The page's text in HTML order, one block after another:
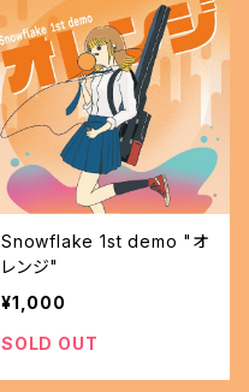
Snowflake 1st demo "オ
レンジ"
¥1,000
SOLD OUT